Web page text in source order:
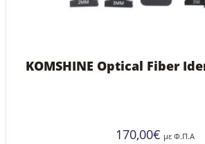
KOMSHINE Optical Fiber
170,00€ με Φ.Π.Α